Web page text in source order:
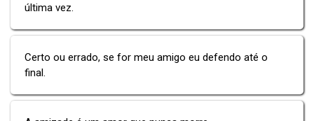
última vez.
Certo ou errado, se for meu amigo eu defendo até o
final.